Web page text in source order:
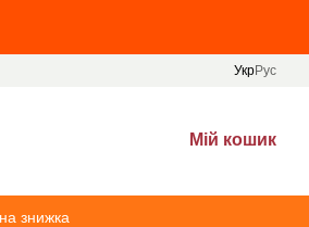
від 690 грн
УкрРус
Мій кошик
знижка